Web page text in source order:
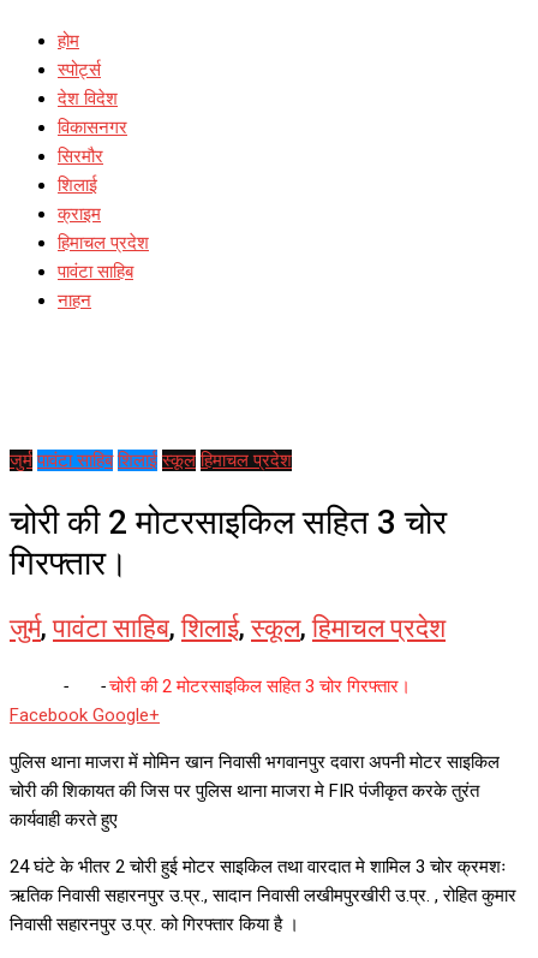
होम
स्पोर्ट्स
देश विदेश
विकासनगर
सिरमौर
शिलाई
क्राइम
हिमाचल प्रदेश
पावंटा साहिब
नाहन
जुर्म पावंटा साहिब शिलाई स्कूल हिमाचल प्रदेश
चोरी की 2 मोटरसाइकिल सहित 3 चोर
गिरफ्तार।
जुर्म,पावंटा साहिब,शिलाई,स्कूल,हिमाचल प्रदेश
- -चोरी की 2 मोटरसाइकिल सहित 3 चोर गिरफ्तार।
Facebook Google+
Email
पुलिस थाना माजरा में मोमिन खान निवासी भगवानपुर दवारा अपनी मोटर साइकिल
चोरी की शिकायत की जिस पर पुलिस थाना माजरा मे FIR पंजीकृत करके तुरंत
कार्यवाही करते हुए
24 घंटे के भीतर 2 चोरी हुई मोटर साइकिल तथा वारदात मे शामिल 3 चोर क्रमशः
ऋतिक निवासी सहारनपुर उ.प्र., सादान निवासी लखीमपुरखीरी उ.प्र. , रोहित कुमार
निवासी सहारनपुर उ.प्र. को गिरफ्तार किया है ।